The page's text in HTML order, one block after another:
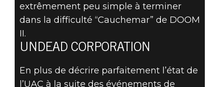
extrêmement peu simple à terminer
dans la difficulté “Cauchemar” de DOOM
II.
UNDEAD CORPORATION
En plus de décrire parfaitement l’état de
l’UAC à la suite des événements de